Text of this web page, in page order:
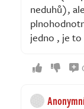
neduhů),
jedno , je